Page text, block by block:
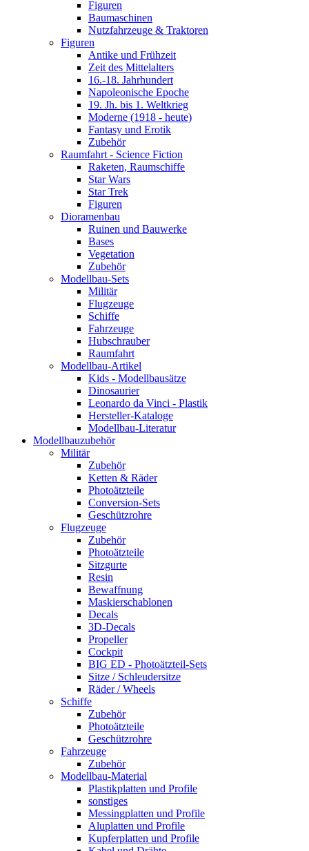
Figuren
Baumaschinen
Nutzfahrzeuge & Traktoren
Figuren
Antike und Frühzeit
Zeit des Mittelalters
16.-18. Jahrhundert
Napoleonische Epoche
19. Jh. bis 1. Weltkrieg
Moderne (1918 - heute)
Fantasy und Erotik
Zubehör
Raumfahrt - Science Fiction
Raketen, Raumschiffe
Star Wars
Star Trek
Figuren
Dioramenbau
Ruinen und Bauwerke
Bases
Vegetation
Zubehör
Modellbau-Sets
Militär
Flugzeuge
Schiffe
Fahrzeuge
Hubschrauber
Raumfahrt
Modellbau-Artikel
Kids - Modellbausätze
Dinosaurier
Leonardo da Vinci - Plastik
Hersteller-Kataloge
Modellbau-Literatur
Modellbauzubehör
Militär
Zubehör
Ketten & Räder
Photoätzteile
Conversion-Sets
Geschützrohre
Flugzeuge
Zubehör
Photoätzteile
Sitzgurte
Resin
Bewaffnung
Maskierschablonen
Decals
3D-Decals
Propeller
Cockpit
BIG ED - Photoätzteil-Sets
Sitze / Schleudersitze
Räder / Wheels
Schiffe
Zubehör
Photoätzteile
Geschützrohre
Fahrzeuge
Zubehör
Modellbau-Material
Plastikplatten und Profile
sonstiges
Messingplatten und Profile
Aluplatten und Profile
Kupferplatten und Profile